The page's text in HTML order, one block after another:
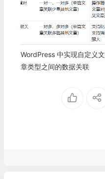
WordPress 中实现自定义文
章类型之间的数据关联